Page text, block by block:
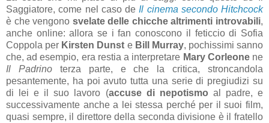
Saggiatore, come nel caso de Il cinema secondo Hitchcock
è che vengono svelate delle chicche altrimenti introvabili,
anche online: allora se i fan conoscono il feticcio di Sofia
Coppola per Kirsten Dunst e Bill Murray, pochissimi sanno
che, ad esempio, era restia a interpretare Mary Corleonene
Il Padrinoterza parte, e che la critica, stroncandola
pesantemente, ha poi avuto tutta una serie di pregiudizi su
di lei e il suo lavoro (accuse di nepotismo al padre, e
successivamente anche a lei stessa perché per il suoi film,
quasi sempre, il direttore della seconda divisione è il fratello